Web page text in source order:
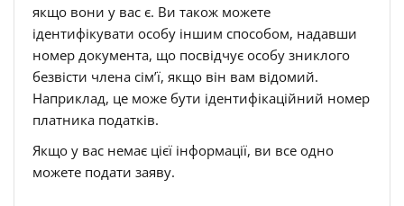
якщо вони у вас є. Ви також можете
ідентифікувати особу іншим способом, надавши
номер документа, що посвідчує особу зниклого
безвісти члена сім’ї, якщо він вам відомий.
Наприклад, це може бути ідентифікаційний номер
платника податків.
Якщо у вас немає цієї інформації, ви все одно
можете подати заяву.